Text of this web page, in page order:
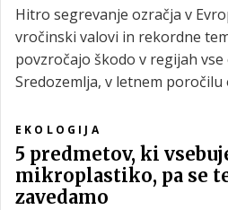
Hitro segrevanje ozračja v
vročinski valovi in rekordne
povzročajo škodo v regijah
Sredozemlja, v letnem
EKOLOGIJA
5 predmetov, ki
mikroplastiko, pa se
zavedamo